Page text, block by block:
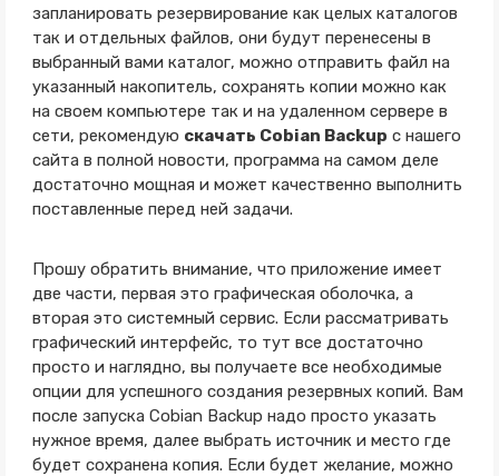
запланировать резервирование как целых каталогов
так и отдельных файлов, они будут перенесены в
выбранный вами каталог, можно отправить файл на
указанный накопитель, сохранять копии можно как
на своем компьютере так и на удаленном сервере в
сети, рекомендую скачать Cobian Backup с нашего
сайта в полной новости, программа на самом деле
достаточно мощная и может качественно выполнить
поставленные перед ней задачи.
Прошу обратить внимание, что приложение имеет
две части, первая это графическая оболочка, а
вторая это системный сервис. Если рассматривать
графический интерфейс, то тут все достаточно
просто и наглядно, вы получаете все необходимые
опции для успешного создания резервных копий. Вам
после запуска Cobian Backup надо просто указать
нужное время, далее выбрать источник и место где
будет сохранена копия. Если будет желание, можно